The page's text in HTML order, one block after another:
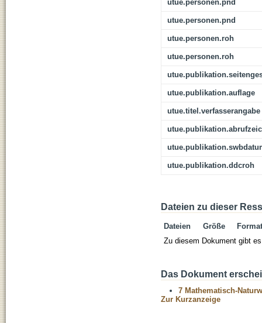
utue.personen.pnd
utue.personen.pnd
utue.personen.roh
utue.personen.roh
utue.publikation.auflage
utue.titel.verfasserangabe
utue.publikation.ddcroh
Dateien zu dieser
Dateien Größe
Format
Zu diesem Dokument gibt
Das Dokument
7 Mathematisch-
Zur Kurzanzeige